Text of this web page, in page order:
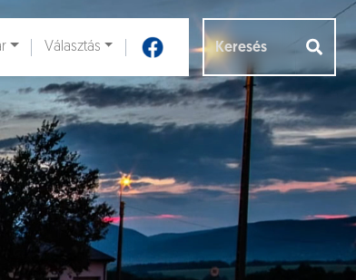
Választás
Aloldalak [ ]